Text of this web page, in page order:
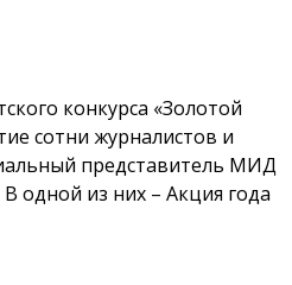
конкурса «Золотой
сотни журналистов и
представитель МИД
одной из них – Акция года